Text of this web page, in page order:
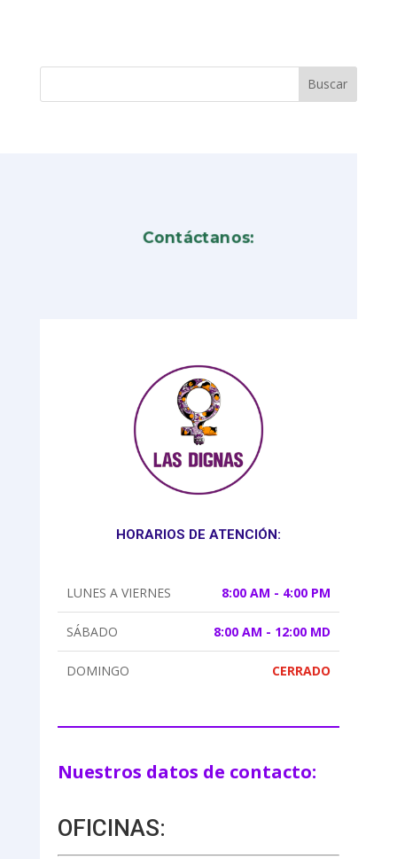
Contáctanos:
HORARIOS DE ATENCIÓN:
LUNES A VIERNES 8:00 AM - 4:00 PM
SÁBADO 8:00 AM - 12:00 MD
DOMINGO CERRADO
Nuestros datos de contacto:
OFICINAS: